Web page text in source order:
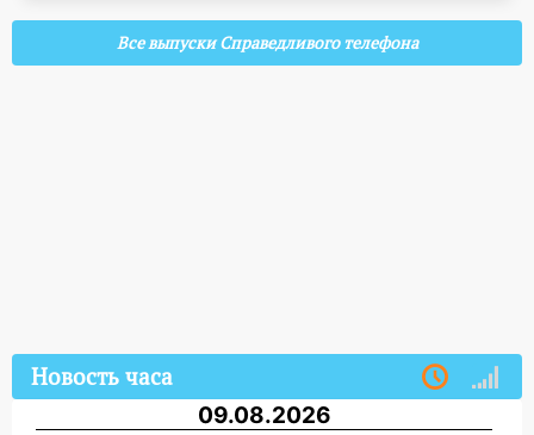
Все выпуски Справедливого телефона
Новость часа
09.08.2026